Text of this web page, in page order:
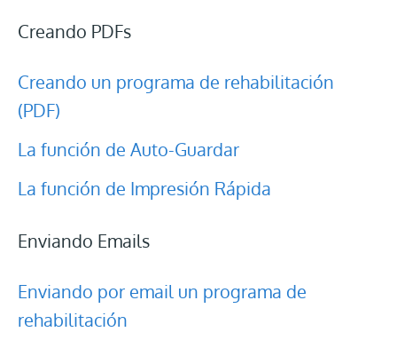
Creando PDFs
Creando un programa de rehabilitación
(PDF)
La función de Auto-Guardar
La función de Impresión Rápida
Enviando Emails
Enviando por email un programa de
rehabilitación